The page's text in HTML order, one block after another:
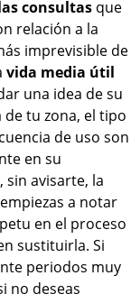
consultas que
relación a la
imprevisible de
vida media útil
una idea de su
tu zona, el tipo
de uso son
en su
avisarte, la
a notar
en el proceso
sustituirla. Si
periodos muy
no deseas